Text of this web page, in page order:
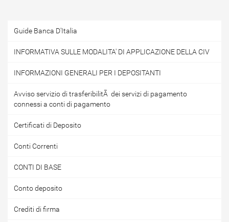
Guide Banca D'Italia
INFORMATIVA SULLE MODALITA' DI APPLICAZIONE DELLA CIV
INFORMAZIONI GENERALI PER I DEPOSITANTI
Avviso servizio di trasferibilitÃ dei servizi di pagamento
connessi a conti di pagamento
Certificati di Deposito
Conti Correnti
CONTI DI BASE
Conto deposito
Crediti di firma